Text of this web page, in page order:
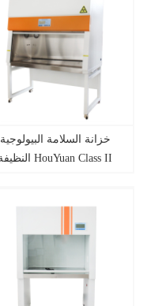
خزانة السلامة البيولوجية
النظيفة HouYuan Class II